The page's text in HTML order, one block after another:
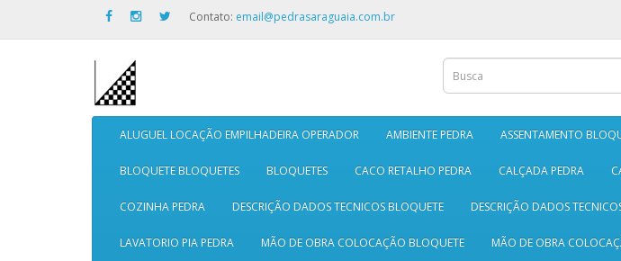
Contato: email@pedrasaraguaia.com.br
ALUGUEL LOCAÇÃO EMPILHADEIRA OPERADOR AMBIENTE PEDRA ASSENTAMENTO
BLOQUETE BLOQUETES BLOQUETES CACO RETALHO PEDRA CALÇADA PEDRA
COZINHA PEDRA DESCRIÇÃO DADOS TECNICOS BLOQUETE DESCRIÇÃO DADOS
LAVATORIO PIA PEDRA MÃO DE OBRA COLOCAÇÃO BLOQUETE MÃO DE OBRA